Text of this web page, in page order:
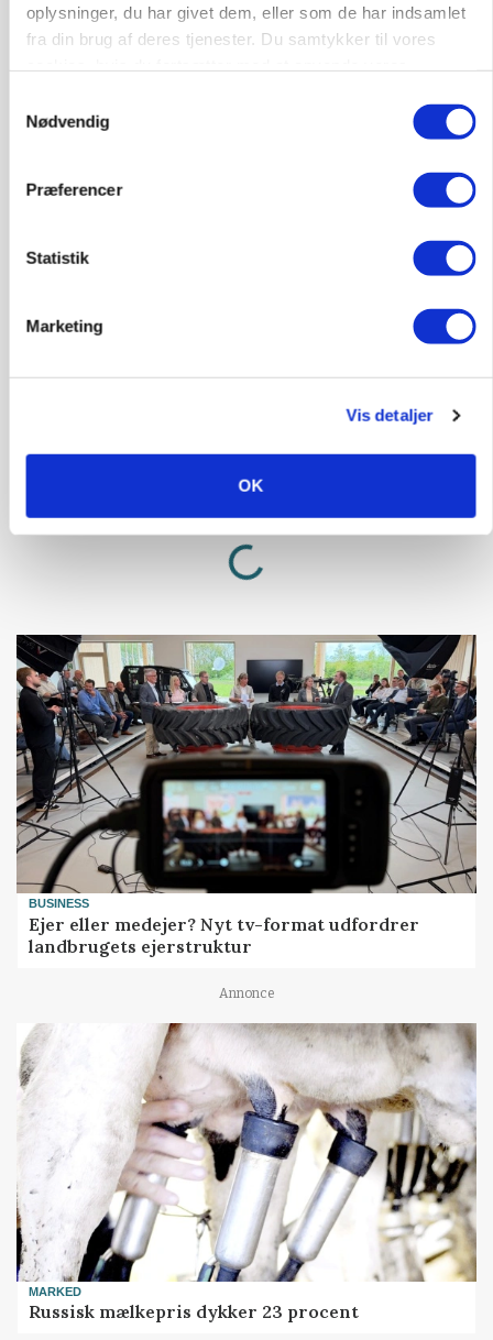
oplysninger, du har givet dem, eller som de har indsamlet
fra din brug af deres tjenester. Du samtykker til vores
Nødvendig
Præferencer
Statistik
Marketing
Vis detaljer
OK
Fjerkræbranchen: - Vi forlanger ens
konkurrence- og produktionsvilkår
Prisgab på 20 kroner pr. kg vokser: Polsk kylling
Loading...
BUSINESS
Ejer eller medejer? Nyt tv-format udfordrer
landbrugets ejerstruktur
Annonce
MARKED
Russisk mælkepris dykker 23 procent